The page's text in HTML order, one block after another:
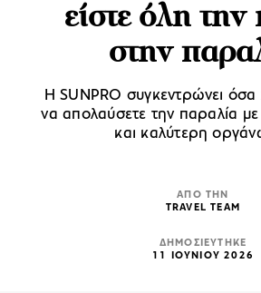
είστε όλη
στην
Η SUNPRO συγκεντρώνει όσα
να απολαύσετε την παραλία
και καλύτερη
ΑΠΟ ΤΗΝ
TRAVEL TEAM
ΔΗΜΟΣΙΕΥΤΗΚΕ
11 ΙΟΥΝΙΟΥ 2026